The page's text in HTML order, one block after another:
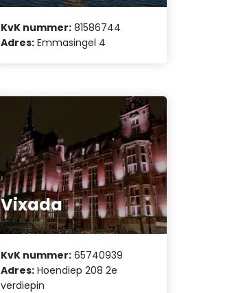
KvK nummer: 81586744
Adres: Emmasingel 4
Vixada
KvK nummer: 65740939
Adres: Hoendiep 208 2e
verdiepin